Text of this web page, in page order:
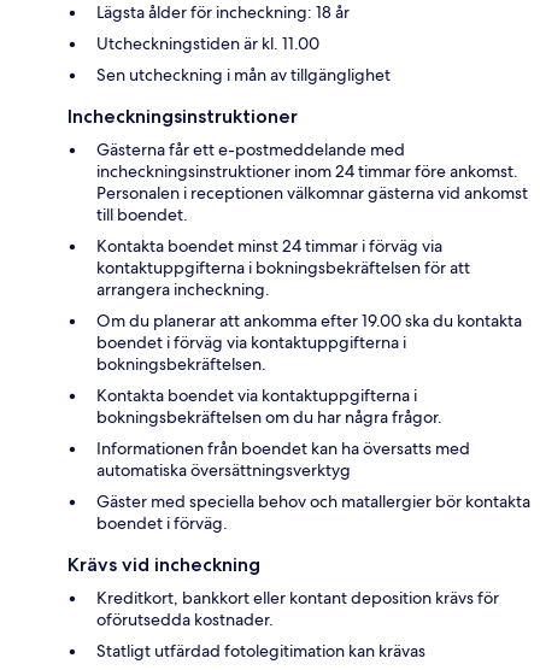
Lägsta ålder för incheckning: 18 år
Utcheckningstiden är kl. 11.00
Sen utcheckning i mån av tillgänglighet
Incheckningsinstruktioner
Gästerna får ett e-postmeddelande med
incheckningsinstruktioner inom 24 timmar före ankomst.
Personalen i receptionen välkomnar gästerna vid ankomst
till boendet.
Kontakta boendet minst 24 timmar i förväg via
kontaktuppgifterna i bokningsbekräftelsen för att
arrangera incheckning.
Om du planerar att ankomma efter 19.00 ska du kontakta
boendet i förväg via kontaktuppgifterna i
bokningsbekräftelsen.
Kontakta boendet via kontaktuppgifterna i
bokningsbekräftelsen om du har några frågor.
Informationen från boendet kan ha översatts med
automatiska översättningsverktyg
Gäster med speciella behov och matallergier bör kontakta
boendet i förväg.
Krävs vid incheckning
Kreditkort, bankkort eller kontant deposition krävs för
oförutsedda kostnader.
Statligt utfärdad fotolegitimation kan krävas